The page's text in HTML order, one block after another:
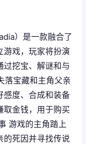
）是一款融合了
游戏，玩家将扮演
过挖宝、解谜和与
落宝藏和主角父亲
感度、合成和装备
取金钱，用于购买
游戏的主角踏上
的死因并寻找传说